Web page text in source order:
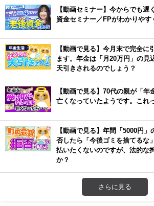
【動画セミナー】今からでも遅
資金セミナー／FPがわかりやす
【動画で見る】今月末で完全に
ます。年金は「月20万円」の見
天引きされるのでしょう？
【動画で見る】70代の親が「年
亡くなっていたようです。これ
【動画で見る】年間「5000円
否したら「今後ゴミを捨てるな
払いたくないのですが、法的な
か？
さらに見る